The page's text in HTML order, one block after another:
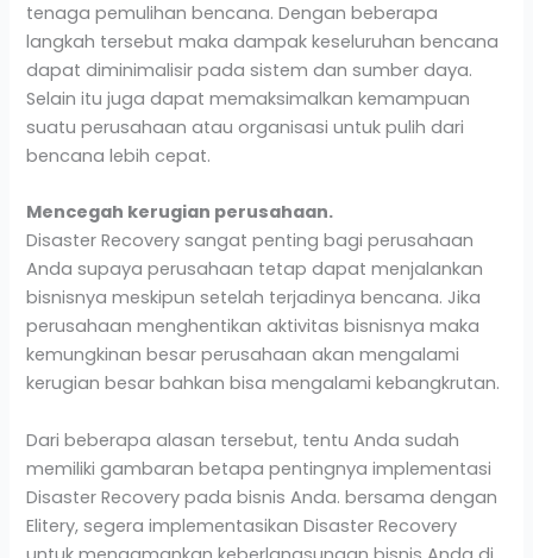
tenaga pemulihan bencana. Dengan beberapa
langkah tersebut maka dampak keseluruhan bencana
dapat diminimalisir pada sistem dan sumber daya.
Selain itu juga dapat memaksimalkan kemampuan
suatu perusahaan atau organisasi untuk pulih dari
bencana lebih cepat.
Mencegah kerugian perusahaan.
Disaster Recovery sangat penting bagi perusahaan
Anda supaya perusahaan tetap dapat menjalankan
bisnisnya meskipun setelah terjadinya bencana. Jika
perusahaan menghentikan aktivitas bisnisnya maka
kemungkinan besar perusahaan akan mengalami
kerugian besar bahkan bisa mengalami kebangkrutan.
Dari beberapa alasan tersebut, tentu Anda sudah
memiliki gambaran betapa pentingnya implementasi
Disaster Recovery pada bisnis Anda. bersama dengan
Elitery, segera implementasikan Disaster Recovery